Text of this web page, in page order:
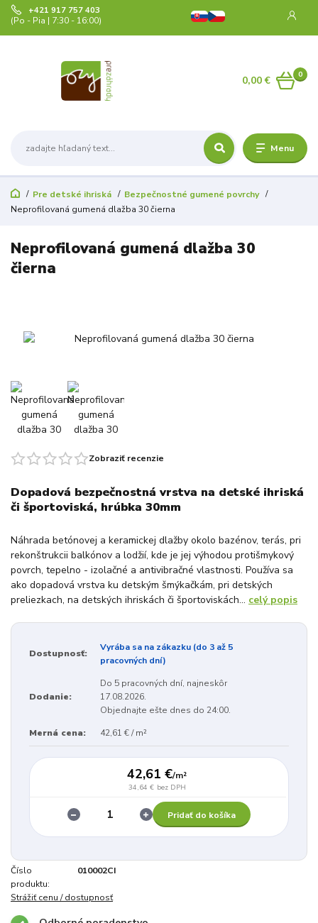
Menu
+421 917 757 403
(Po - Pia | 7:30 - 16:00)
0
0,00 €
Pre detské ihriská
Bezpečnostné gumené povrchy
Neprofilovaná gumená dlažba 30 čierna
Neprofilovaná gumená dlažba 30
čierna
Zobraziť recenzie
Dopadová bezpečnostná vrstva na detské ihriská
či športoviská, hrúbka 30mm
Náhrada betónovej a keramickej dlažby okolo bazénov, terás, pri
rekonštrukcii balkónov a lodžií, kde je jej výhodou protišmykový
povrch, tepelno - izolačné a antivibračné vlastnosti. Používa sa
ako dopadová vrstva ku detským šmýkačkám, pri detských
preliezkach, na detských ihriskách či športoviskách... celý popis
Dostupnosť:
Vyrába sa na zákazku (do 3 až 5
pracovných dní)
Dodanie:
Do 5 pracovných dní, najneskôr
17.08.2026.
Objednajte ešte dnes do 24:00.
Merná cena: 42,61 € / m²
42,61 €/m²
34,64 € bez DPH
Pridať do košíka
Číslo
produktu:
010002CI
Strážiť cenu / dostupnosť